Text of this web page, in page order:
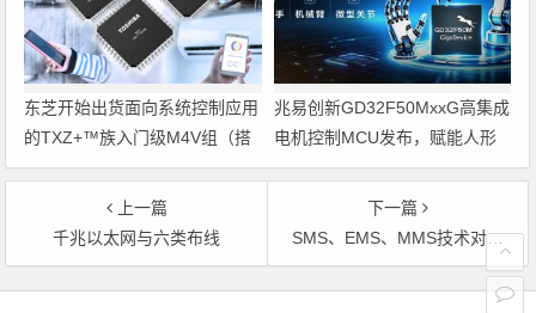
东芝开始出货面向系统控制应用
的TXZ+™族入门级M4V组（搭
载Arm Cortex‑M4内核的标准微
控制器）工程样品
兆易创新GD32F50MxxG高集成
电机控制MCU发布，赋能人形
机器人关节驱动革新
上一篇
千兆以太网与六类布线
下一篇
SMS、EMS、MMS技术对比一览表
文章导航